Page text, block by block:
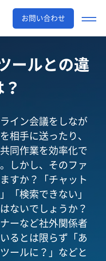
お問い合わせ
ールとの違
イン会議をしなが
相手に送ったり、
同作業を効率化で
しかし、そのファ
すか？「チャット
「検索できない」
ないでしょうか？
ーなど社外関係者
るとは限らず「あ
ールに？」などと